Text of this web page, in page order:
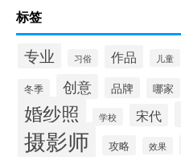
标签
专业 习俗 作品 儿童
冬季 创意 品牌 哪家
婚纱照 学校 宋代
摄影师 攻略 效果